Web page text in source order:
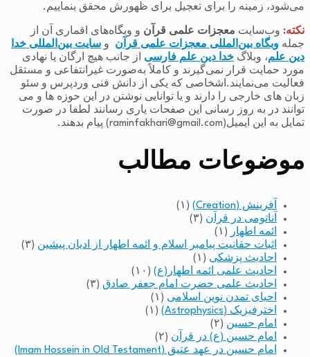
می‌شود، زمینه را برای تعجیل برای ظهورش محقق بنماییم.
نکته: وب‌سایت معجزات علمی قرآن و وبگاه‌های اقماری آن از
جمله وبگاه بین‌المللی معجزات علمی قرآن و سایت بین‌المللی خدا
دین علم، وبلاگ خدا دین علم فارسی از جانب هیچ ارگان یا نهادی
مورد حمایت قرار نمی‌گیرند و کاملاً به‌صورت غیرانتفاعی و مستقل
فعالیت می‌نمایند.اشخاصی که یکی از دانش فنی وردپرس و سئو
زبان های خارجی را دارند و یا توانایی نوشتن در این حوزه ها و می
توانند در به روز رسانی این صفحات یاری رسانند لطفا در صورت
تمایل به این ایمیل(raminfakhari@gmail.com) پیام بدهند.
موضوعات مطالب
آفرینش (Creation)
(۱)
آناتومی در قرآن (۳)
ائمه اطهار
(۱)
اثبات حقانیت پیامبر اسلام و ائمه اطهار از ادیان پیشین (۳)
احادیث پزشکی (۱)
احادیث علمی ائمه اطهار(ع) (۱۰)
احادیث علمی حضرت امام جعفر صادق (۳)
احیای تمدن نوین اسلامی (۱)
اخترفیزیک (Astrophysics)
(۱)
امام حسین (۲)
امام حسین (ع) در قرآن (۲)
امام حسین در عهد عتیق (Imam Hossein in Old Testament)